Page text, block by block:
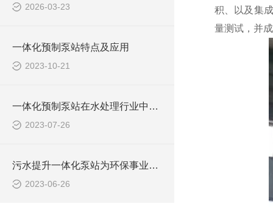
2026-03-23
一体化预制泵站特点及应用
2023-10-21
一体化预制泵站在水处理行业中的应用
2023-07-26
污水提升一体化泵站为环保事业做出了哪些贡献？
2023-06-26
积、以及集
量测试，并